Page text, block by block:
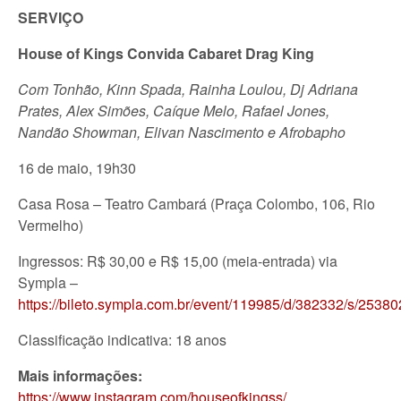
SERVIÇO
House of Kings Convida Cabaret Drag King
Com Tonhão, Kinn Spada, Rainha Loulou, Dj Adriana
Prates, Alex Simões, Caíque Melo, Rafael Jones,
Nandão Showman, Elivan Nascimento e Afrobapho
16 de maio, 19h30
Casa Rosa – Teatro Cambará (Praça Colombo, 106, Rio
Vermelho)
Ingressos: R$ 30,00 e R$ 15,00 (meia-entrada) via
Sympla –
https://bileto.sympla.com.br/event/119985/d/382332/s/
Classificação indicativa: 18 anos
Mais informações: